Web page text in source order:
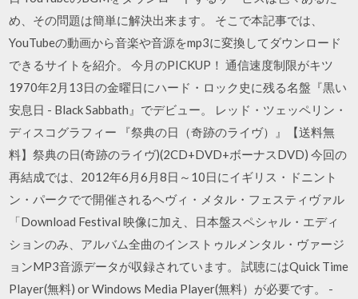
め、その問題は簡単に解決出来ます。 そこで本記事では、
YouTubeの動画から音楽や音源をmp3に変換してダウンロード
できるサイトを紹介。 今月のPICKUP！ 通信速度制限がキツ
1970年2月13日の金曜日にハード・ロック史に残る名盤『黒い
安息日 - Black Sabbath』でデビュー。 レッド・ツェッペリン・
ディスコグラフィー 『祭典の日（奇跡のライヴ）』【送料無
料】祭典の日(奇跡のライヴ)(2CD+DVD+ボーナスDVD) 今回の
再結成では、2012年6月6月8日～10日にイギリス・ドニント
ン・パークでで開催されるヘヴィ・メタル・フェスティヴァル
「Download Festival 映像に加え、日本盤スペシャル・エディ
ションのみ、アルバム全曲のインストゥルメンタル・ヴァージ
ョンMP3音源データが収録されています。 試聴にはQuick Time
Player(無料) or Windows Media Player(無料）が必要です。 -